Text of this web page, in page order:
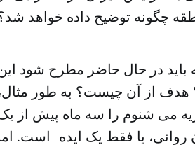
چگونه توضیح داده خواهد
باید در حال حاضر مطرح شود
از آن چیست؟ به طور
می شنوم را سه ماه پیش از
روانی، یا فقط یک ایده است.